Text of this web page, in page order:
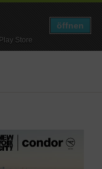
Store
öffnen